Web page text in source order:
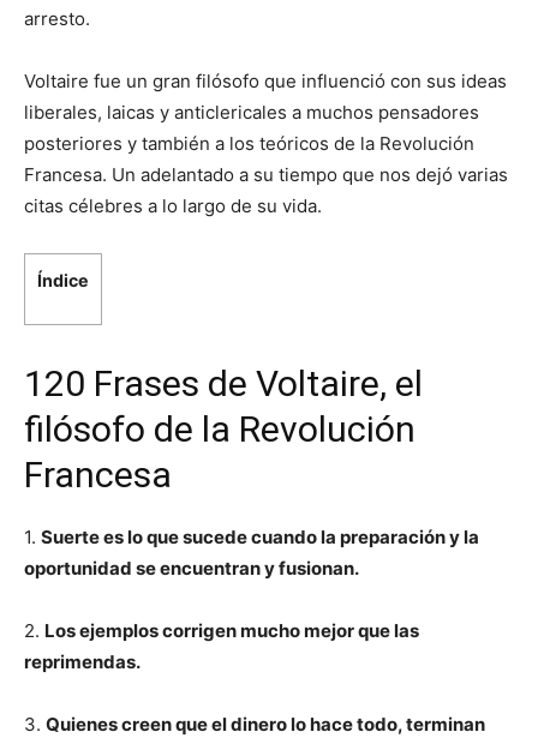
arresto.
Voltaire fue un gran filósofo que influenció con sus ideas
liberales, laicas y anticlericales a muchos pensadores
posteriores y también a los teóricos de la Revolución
Francesa. Un adelantado a su tiempo que nos dejó varias
citas célebres a lo largo de su vida.
Índice
120 Frases de Voltaire, el
filósofo de la Revolución
Francesa
1. Suerte es lo que sucede cuando la preparación y la
oportunidad se encuentran y fusionan.
2. Los ejemplos corrigen mucho mejor que las
reprimendas.
3. Quienes creen que el dinero lo hace todo, terminan